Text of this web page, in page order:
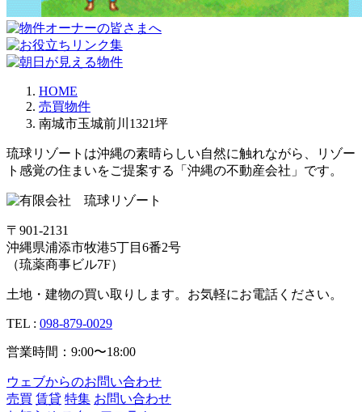
HOME
売買物件
南城市玉城前川1321坪
琉球リゾートは沖縄の素晴らしい自然に触れながら、リゾー
ト感覚の住まいをご提案する「沖縄の不動産会社」です。
〒901-2131
沖縄県浦添市牧港5丁目6番2号
（琉薬商事ビル7F）
土地・建物の買い取りします。お気軽にお電話ください。
TEL : 098-879-0029
営業時間：9:00〜18:00
ウェブからのお問い合わせ
売買 賃貸 特集 お問い合わせ